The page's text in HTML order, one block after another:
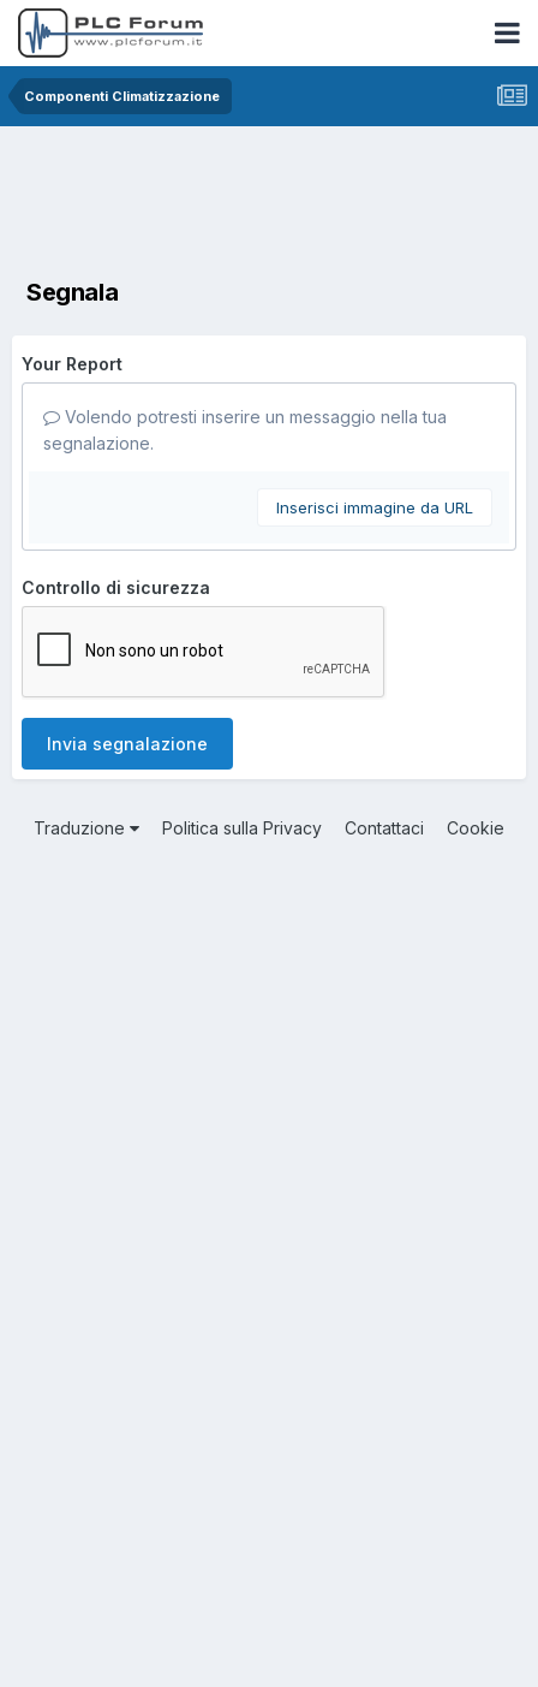
Componenti Climatizzazione
Segnala
Your Report
Volendo potresti inserire un messaggio nella tua
segnalazione.
Inserisci immagine da URL
Controllo di sicurezza
Invia segnalazione
Traduzione Politica sulla Privacy Contattaci Cookie